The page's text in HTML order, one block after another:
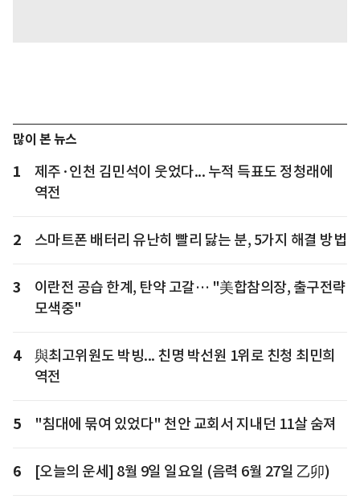
많이 본 뉴스
1
제주·인천 김민석이 웃었다... 누적 득표도 정청래에
역전
2 스마트폰 배터리 유난히 빨리 닳는 분, 5가지 해결 방법
3
이란전 공습 한계, 탄약 고갈… "美합참의장, 출구전략
모색중"
4
與최고위원도 박빙... 친명 박선원 1위로 친청 최민희
역전
5 "침대에 묶여 있었다" 천안 교회서 지내던 11살 숨져
6 [오늘의 운세] 8월 9일 일요일 (음력 6월 27일 乙卯)